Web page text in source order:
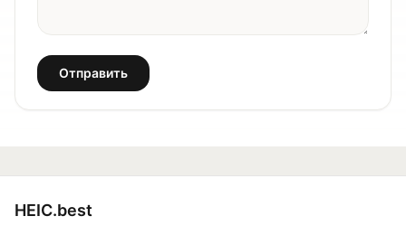
Отправить
HEIC.best